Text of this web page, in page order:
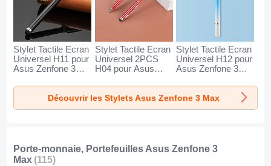
Stylet Tactile Ecran
Universel H11 pour
Asus Zenfone 3
Stylet Tactile Ecran
Universel 2PCS
H04 pour Asus
Rouge
Stylet Tactile Ecran
Universel H12 pour
Asus Zenfone 3
Découvrir les Stylets Asus Zenfone 3 Max
Porte-monnaie, Portefeuilles Asus Zenfone 3
Max (115)